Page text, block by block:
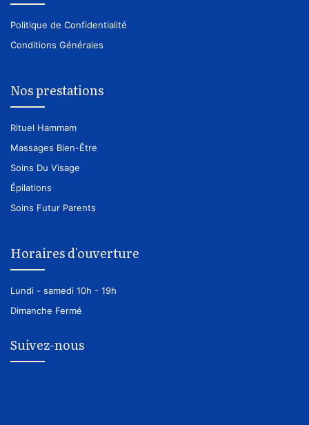
Politique de Confidentialité
Conditions Générales
Nos prestations
Rituel Hammam
Massages Bien-Être
Soins Du Visage
Épilations
Soins Futur Parents
Horaires d'ouverture
Lundi - samedi 10h - 19h
Dimanche Fermé
Suivez-nous